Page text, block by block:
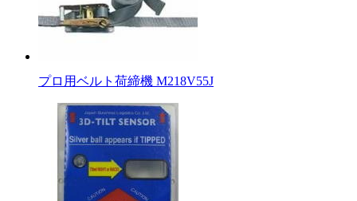
プロ用ベルト荷締機 M218V55J